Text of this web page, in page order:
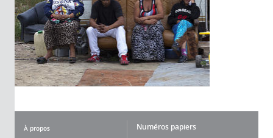
À propos
Numéros papiers